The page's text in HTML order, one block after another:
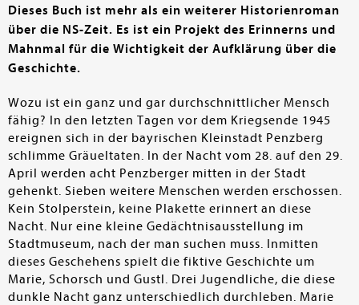
Dieses Buch ist mehr als ein weiterer Historienroman
über die NS-Zeit. Es ist ein Projekt des Erinnerns und
Mahnmal für die Wichtigkeit der Aufklärung über die
Geschichte.
Wozu ist ein ganz und gar durchschnittlicher Mensch
fähig? In den letzten Tagen vor dem Kriegsende 1945
ereignen sich in der bayrischen Kleinstadt Penzberg
schlimme Gräueltaten. In der Nacht vom 28. auf den 29.
April werden acht Penzberger mitten in der Stadt
gehenkt. Sieben weitere Menschen werden erschossen.
Kein Stolperstein, keine Plakette erinnert an diese
Nacht. Nur eine kleine Gedächtnisausstellung im
Stadtmuseum, nach der man suchen muss. Inmitten
dieses Geschehens spielt die fiktive Geschichte um
Marie, Schorsch und Gustl. Drei Jugendliche, die diese
dunkle Nacht ganz unterschiedlich durchleben. Marie